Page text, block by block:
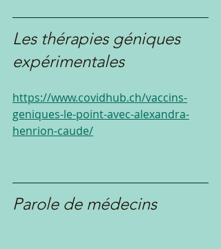
Les thérapies géniques
expérimentales
https://www.covidhub.ch/vaccins-
geniques-le-point-avec-alexandra-
henrion-caude/
Parole de médecins